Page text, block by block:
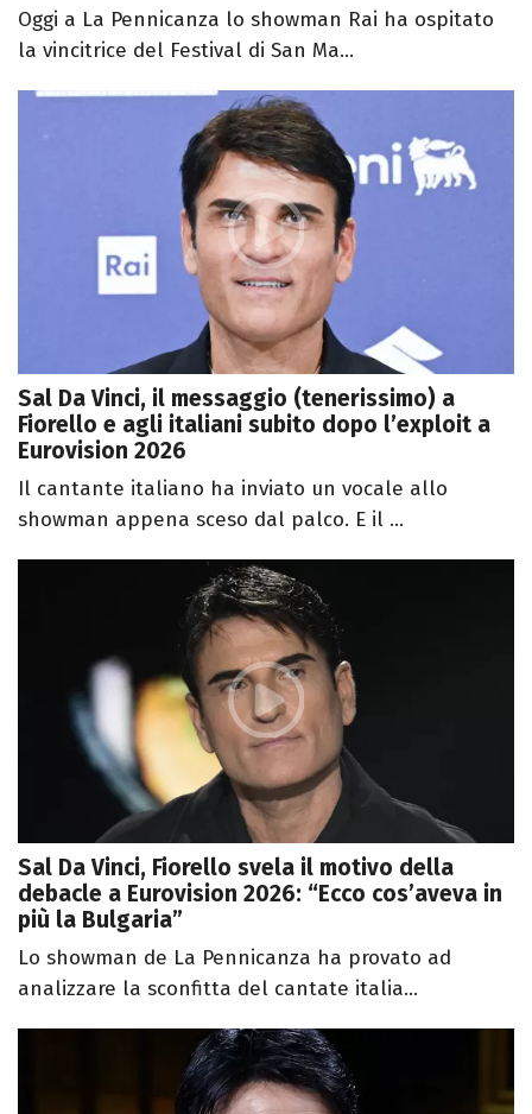
Oggi a La Pennicanza lo showman Rai ha ospitato
la vincitrice del Festival di San Ma...
Sal Da Vinci, il messaggio (tenerissimo) a
Fiorello e agli italiani subito dopo l’exploit a
Eurovision 2026
Il cantante italiano ha inviato un vocale allo
showman appena sceso dal palco. E il ...
Sal Da Vinci, Fiorello svela il motivo della
debacle a Eurovision 2026: “Ecco cos’aveva in
più la Bulgaria”
Lo showman de La Pennicanza ha provato ad
analizzare la sconfitta del cantate italia...